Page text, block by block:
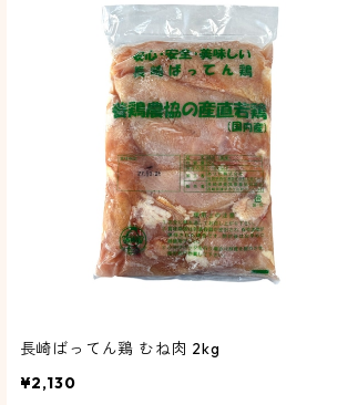
長崎ばってん鶏 むね肉 2kg
¥2,130